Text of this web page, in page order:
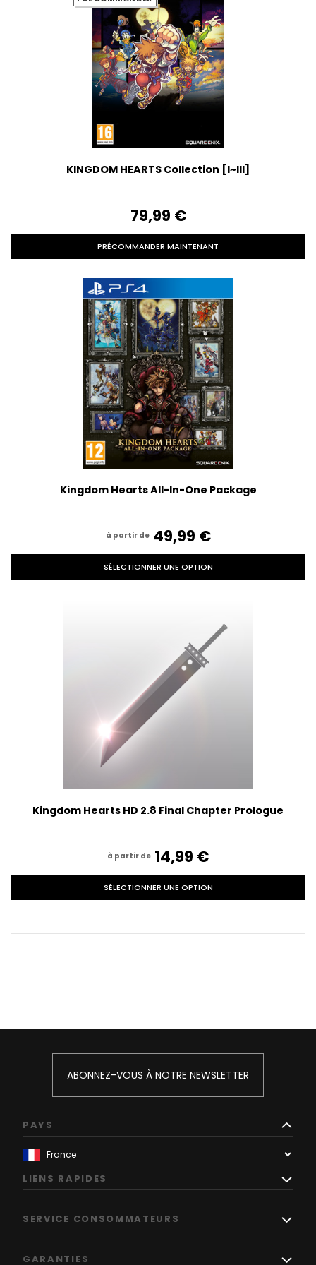
KINGDOM HEARTS Collection [I~III]
79,99‎ ‎€
PRÉCOMMANDER MAINTENANT
Kingdom Hearts All-In-One Package
à partir de 49,99‎ ‎€
SÉLECTIONNER UNE OPTION
Kingdom Hearts HD 2.8 Final Chapter Prologue
à partir de 14,99‎ ‎€
SÉLECTIONNER UNE OPTION
ABONNEZ-VOUS À NOTRE NEWSLETTER
PAYS
LIENS RAPIDES
SERVICE CONSOMMATEURS
GARANTIES